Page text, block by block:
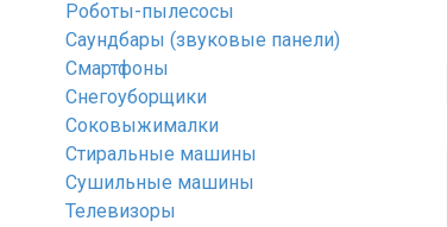
Роботы-пылесосы
Саундбары (звуковые панели)
Смартфоны
Снегоуборщики
Соковыжималки
Стиральные машины
Сушильные машины
Телевизоры